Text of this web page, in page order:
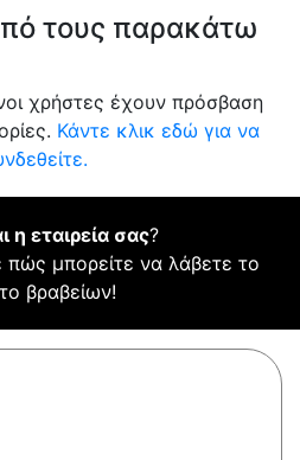
τους παρακάτω
χρήστες έχουν πρόσβαση
Κάντε κλικ εδώ για να
η εταιρεία σας?
πώς μπορείτε να λάβετε το
βραβείων!